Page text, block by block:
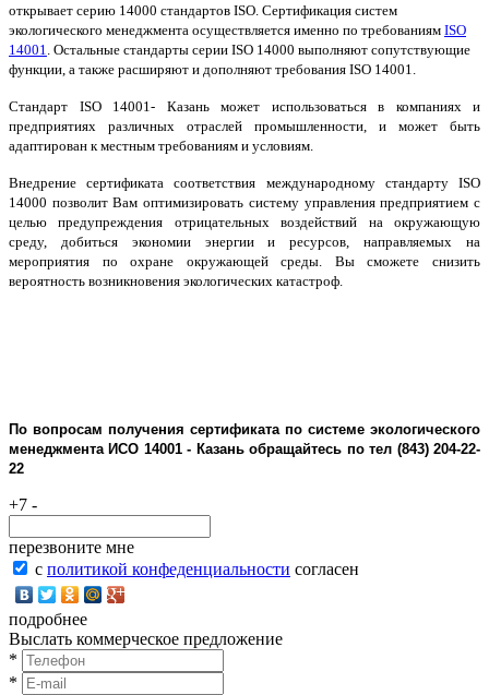
открывает серию 14000 стандартов ISO. Сертификация систем
экологического менеджмента осуществляется именно по требованиям ISO
14001 . Остальные стандарты серии ISO 14000 выполняют сопутствующие
функции, а также расширяют и дополняют требования ISO 14001.
Стандарт ISO 14001- Казань может использоваться в компаниях и
предприятиях различных отраслей промышленности, и может быть
адаптирован к местным требованиям и условиям.
Внедрение сертификата соответствия международному стандарту ISO
14000 позволит Вам оптимизировать систему управления предприятием с
целью предупреждения отрицательных воздействий на окружающую
среду, добиться экономии энергии и ресурсов, направляемых на
мероприятия по охране окружающей среды. Вы сможете снизить
вероятность возникновения экологических катастроф.
По вопросам получения сертификата по системе экологического
менеджмента ИСО 14001 - Казань обращайтесь по тел (843) 204-22-
22
+7 -
перезвоните мне
с политикой конфеденциальности согласен
подробнее
Выслать коммерческое предложение
*
*